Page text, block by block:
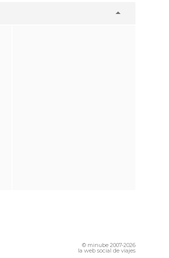
© minube 2007-2026
la web social de viajes